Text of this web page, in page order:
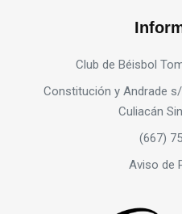
Club de Béisbol
Constitución y Andrade
Culiacán
(667)
Aviso de